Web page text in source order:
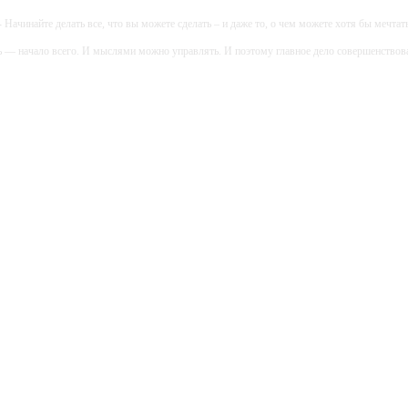
Начинайте делать все, что вы можете сделать – и даже то, о чем можете хотя бы
начало всего. И мыслями можно управлять. И поэтому главное дело